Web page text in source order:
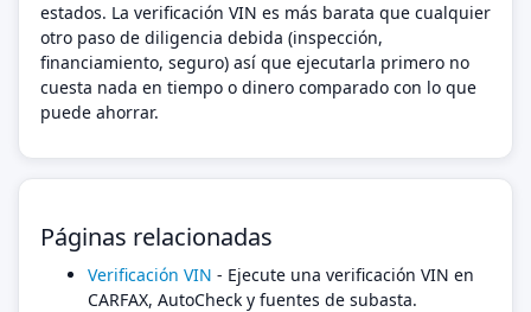
estados. La verificación VIN es más barata que cualquier
otro paso de diligencia debida (inspección,
financiamiento, seguro) así que ejecutarla primero no
cuesta nada en tiempo o dinero comparado con lo que
puede ahorrar.
Páginas relacionadas
Verificación VIN - Ejecute una verificación VIN en
CARFAX, AutoCheck y fuentes de subasta.